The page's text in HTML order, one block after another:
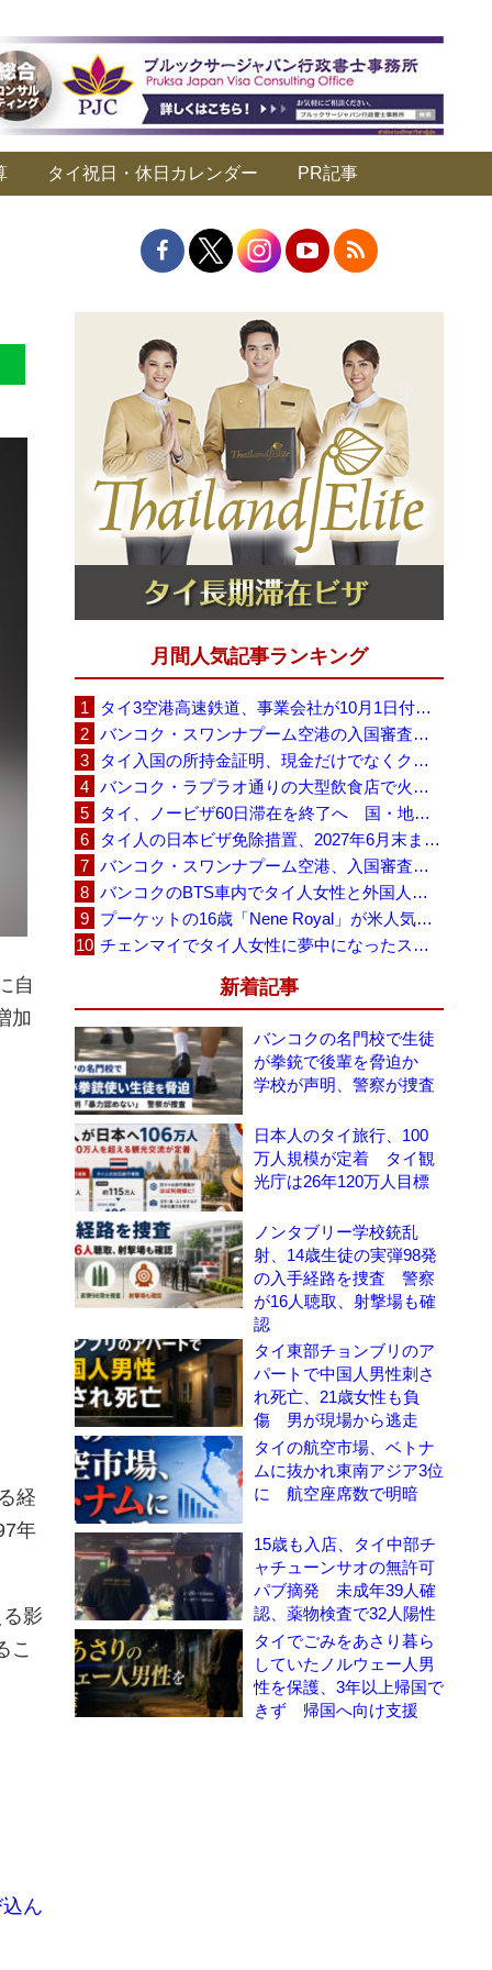
タイ祝日・休日カレンダー PR記事
自
加
経
年
影
こ
ん
月間人気記事ランキング
タイ3空港高速鉄道、事業会社が10月1日付の契約終了を通知 「現時点での撤退決定ではない」
バンコク・スワンナプーム空港の入国審査に長蛇の列、SNSで「3～4時間待ち」との投稿が拡散
タイ入国の所持金証明、現金だけでなくクレジットカードや銀行明細も提示可能
バンコク・ラプラオ通りの大型飲食店で火災、27人死亡・多数負傷
タイ、ノービザ60日滞在を終了へ 国・地域別に30日・15日へ再編
タイ人の日本ビザ免除措置、2027年6月末まで延長 不安広がる中でひとまず安堵
バンコク・スワンナプーム空港、入国審査で2～3時間待ちの時間帯も 審査厳格化と人員不足が影響か
バンコクのBTS車内でタイ人女性と外国人学生グループが口論、騒音めぐる動画が拡散
プーケットの16歳「Nene Royal」が米人気番組で圧巻の演奏、審査員4人全員が「Yes」
チェンマイでタイ人女性に夢中になったスウェーデン人男性、全財産を失い捨てられる
新着記事
バンコクの名門校で生徒
が拳銃で後輩を脅迫か
学校が声明、警察が捜査
日本人のタイ旅行、100
万人規模が定着 タイ観
光庁は26年120万人目標
ノンタブリー学校銃乱
射、14歳生徒の実弾98発
の入手経路を捜査 警察
が16人聴取、射撃場も確
認
タイ東部チョンブリのア
パートで中国人男性刺さ
れ死亡、21歳女性も負
傷 男が現場から逃走
タイの航空市場、ベトナ
ムに抜かれ東南アジア3位
に 航空座席数で明暗
15歳も入店、タイ中部チ
ャチューンサオの無許可
パブ摘発 未成年39人確
認、薬物検査で32人陽性
タイでごみをあさり暮ら
していたノルウェー人男
性を保護、3年以上帰国で
きず 帰国へ向け支援